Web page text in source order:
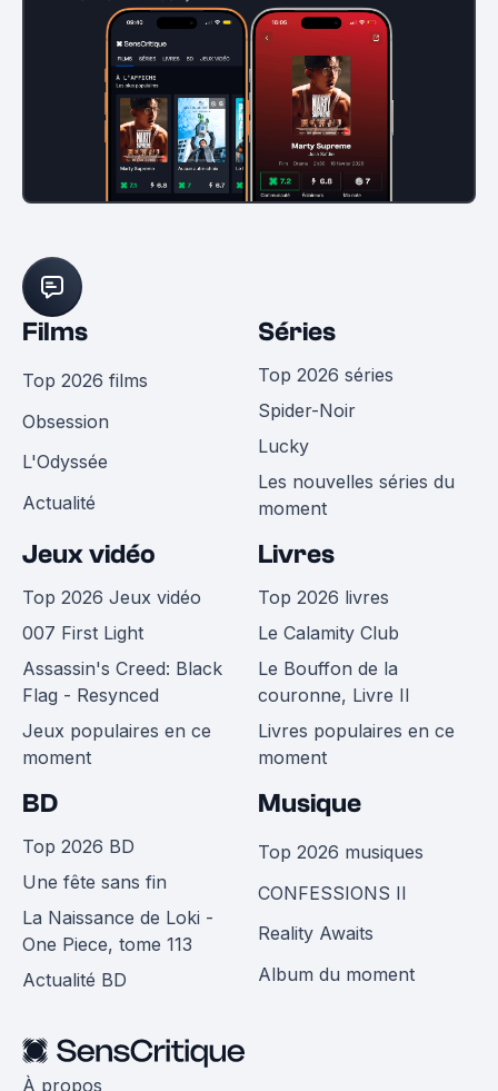
Films
Top 2026 films
Obsession
L'Odyssée
Actualité
Séries
Top 2026 séries
Spider-Noir
Lucky
Les nouvelles séries du
moment
Jeux vidéo
Top 2026 Jeux vidéo
007 First Light
Assassin's Creed: Black
Flag - Resynced
Jeux populaires en ce
moment
Livres
Top 2026 livres
Le Calamity Club
Le Bouffon de la
couronne, Livre II
Livres populaires en ce
moment
BD
Top 2026 BD
Une fête sans fin
La Naissance de Loki -
One Piece, tome 113
Actualité BD
Musique
Top 2026 musiques
CONFESSIONS II
Reality Awaits
Album du moment
À propos